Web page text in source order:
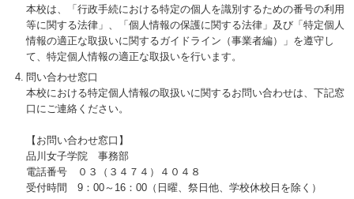
本校は、「行政手続における特定の個人を識別するための番号の利用
等に関する法律」、「個人情報の保護に関する法律」及び「特定個人
情報の適正な取扱いに関するガイドライン（事業者編）」を遵守し
て、特定個人情報の適正な取扱いを行います。
問い合わせ窓口
本校における特定個人情報の取扱いに関するお問い合わせは、下記窓
口にご連絡ください。
【お問い合わせ窓口】
品川女子学院 事務部
電話番号 ０３（３４７４）４０４８
受付時間 9：00～16：00（日曜、祭日他、学校休校日を除く）